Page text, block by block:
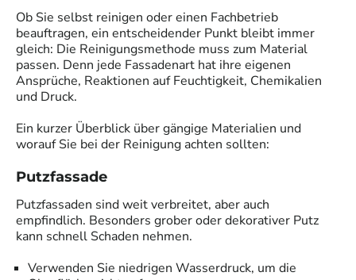
Ob Sie selbst reinigen oder einen Fachbetrieb
beauftragen, ein entscheidender Punkt bleibt immer
gleich: Die Reinigungsmethode muss zum Material
passen. Denn jede Fassadenart hat ihre eigenen
Ansprüche, Reaktionen auf Feuchtigkeit, Chemikalien
und Druck.
Ein kurzer Überblick über gängige Materialien und
worauf Sie bei der Reinigung achten sollten:
Putzfassade
Putzfassaden sind weit verbreitet, aber auch
empfindlich. Besonders grober oder dekorativer Putz
kann schnell Schaden nehmen.
Verwenden Sie niedrigen Wasserdruck, um die